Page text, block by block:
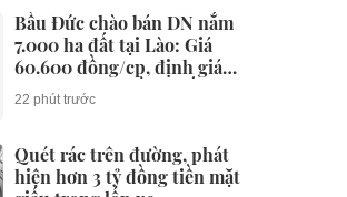
Bầu Đức chào bán DN nắm
7.000 ha đất tại Lào: Giá
60.600 đồng/cp, định giá
hơn 11.000 tỷ đồng, gấp rưỡi
công ty của ông Trần Bá
22 phút trước
Quét rác trên đường, phát
hiện hơn 3 tỷ đồng tiền mặt